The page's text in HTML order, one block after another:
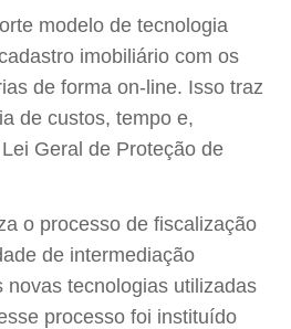
modelo de tecnologia
imobiliário com os
de forma on-line. Isso traz
de custos, tempo e,
Geral de Proteção de
o processo de fiscalização
de intermediação
novas tecnologias utilizadas
processo foi instituído